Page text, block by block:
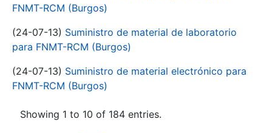
FNMT-RCM (Burgos)
(24-07-13) Suministro de material de laboratorio
para FNMT-RCM (Burgos)
(24-07-13) Suministro de material electrónico para
FNMT-RCM (Burgos)
Showing 1 to 10 of 184 entries.